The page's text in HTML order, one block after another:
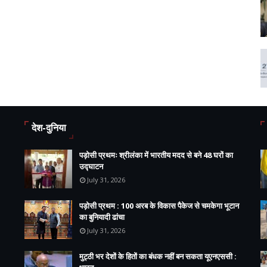
देश-दुनिया
पड़ोसी प्रथमः श्रीलंका में भारतीय मदद से बने 48 घरों का
उद्घाटन
July 31, 2026
पड़ोसी प्रथम : 100 अरब के विकास पैकेज से चमकेगा भूटान
का बुनियादी ढांचा
July 31, 2026
मुट्ठी भर देशों के हितों का बंधक नहीं बन सकता यूएनएससी :